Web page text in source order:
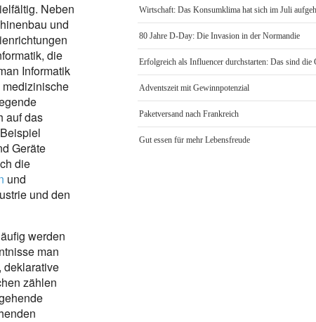
Neben
und
die
Informatik
auf das
Geräte
die
und
und den
werden
man
deklarative
zählen
Wirtschaft: Das Konsumklima hat sich im Juli
80 Jahre D-Day: Die Invasion in der Normandie
Erfolgreich als Influencer durchstarten: Das sind die
Adventszeit mit Gewinnpotenzial
Paketversand nach Frankreich
Gut essen für mehr Lebensfreude